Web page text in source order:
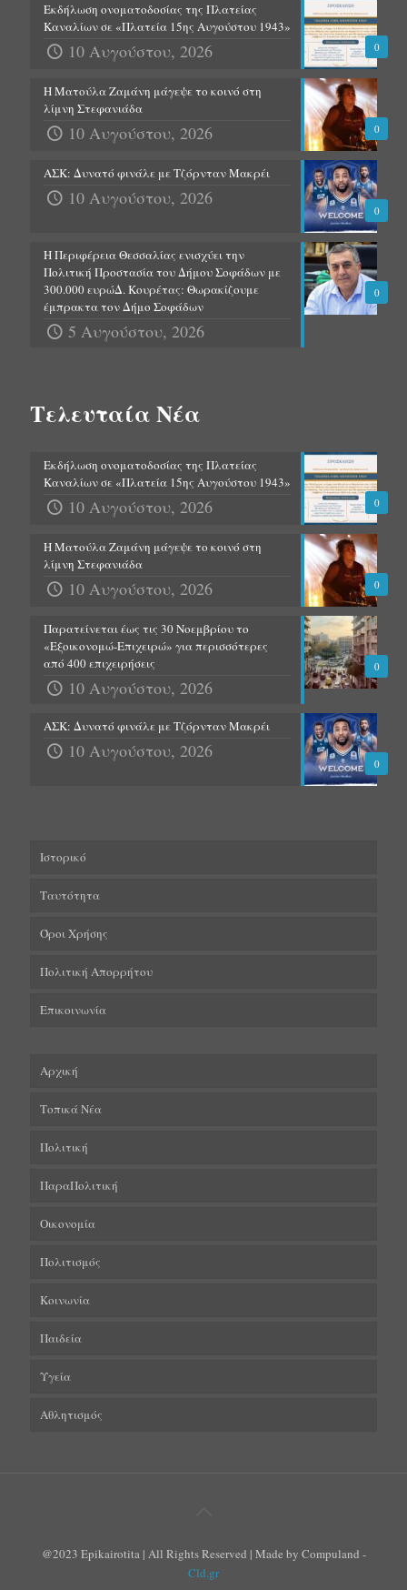
0
Εκδήλωση ονοματοδοσίας της Πλατείας
Καναλίων σε «Πλατεία 15ης Αυγούστου 1943»
10 Αυγούστου, 2026
0
Η Ματούλα Ζαμάνη μάγεψε το κοινό στη
λίμνη Στεφανιάδα
10 Αυγούστου, 2026
0
ΑΣΚ: Δυνατό φινάλε με Τζόρνταν Μακρέι
10 Αυγούστου, 2026
0
Η Περιφέρεια Θεσσαλίας ενισχύει την
Πολιτική Προστασία του Δήμου Σοφάδων με
300.000 ευρώΔ. Κουρέτας: Θωρακίζουμε
έμπρακτα τον Δήμο Σοφάδων
5 Αυγούστου, 2026
Τελευταία Νέα
0
Εκδήλωση ονοματοδοσίας της Πλατείας
Καναλίων σε «Πλατεία 15ης Αυγούστου 1943»
10 Αυγούστου, 2026
0
Η Ματούλα Ζαμάνη μάγεψε το κοινό στη
λίμνη Στεφανιάδα
10 Αυγούστου, 2026
0
Παρατείνεται έως τις 30 Νοεμβρίου το
«Εξοικονομώ-Επιχειρώ» για περισσότερες
από 400 επιχειρήσεις
10 Αυγούστου, 2026
0
ΑΣΚ: Δυνατό φινάλε με Τζόρνταν Μακρέι
10 Αυγούστου, 2026
Ιστορικό
Ταυτότητα
Όροι Χρήσης
Πολιτική Απορρήτου
Επικοινωνία
Αρχική
Τοπικά Νέα
Πολιτική
ΠαραΠολιτική
Οικονομία
Πολιτισμός
Κοινωνία
Παιδεία
Υγεία
Αθλητισμός
@2023 Epikairotita | All Rights Reserved | Made by Compuland -
Cld.gr